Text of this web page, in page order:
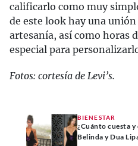
calificarlo como muy
de este look hay una
artesanía, así como horas
especial para
Fotos: cortesía de Levi’s.
BIENESTAR
¿Cuánto cuesta
Belinda y Dua